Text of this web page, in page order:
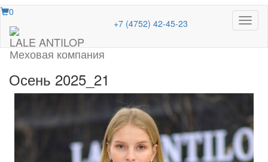
Меню
0
LALE ANTILOP
Меховая компания
+7 (4752) 42-45-23
Осень 2025_21